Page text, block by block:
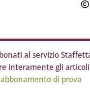
al servizio
interamente gli
di prova